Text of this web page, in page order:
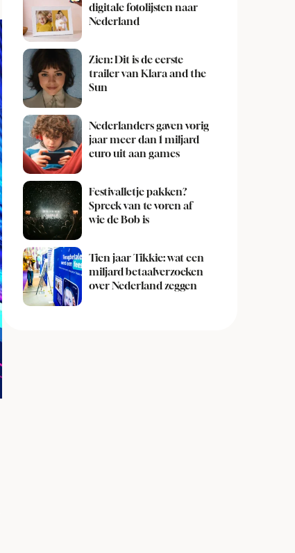
digitale fotolijsten naar
Nederland
Zien: Dit is de eerste
trailer van Klara and the
Sun
Nederlanders gaven vorig
jaar meer dan 1 miljard
euro uit aan games
Festivalletje pakken?
Spreek van te voren af
wie de Bob is
Tien jaar Tikkie: wat een
miljard betaalverzoeken
over Nederland zeggen